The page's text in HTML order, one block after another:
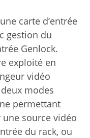
carte d’entrée
gestion du
Genlock.
exploité en
vidéo
modes
permettant
une source vidéo
du rack, ou